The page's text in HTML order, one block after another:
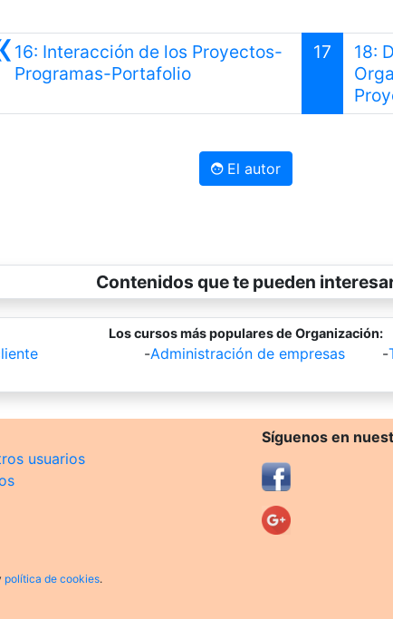
16: Interacción de los Proyectos-
Programas-PortafolioAnterior
17
18:
El autor
Contenidos que te pueden
Los cursos más populares de Organización:
-Administración de empresas -
usuarios
Síguenos en
política de cookies.